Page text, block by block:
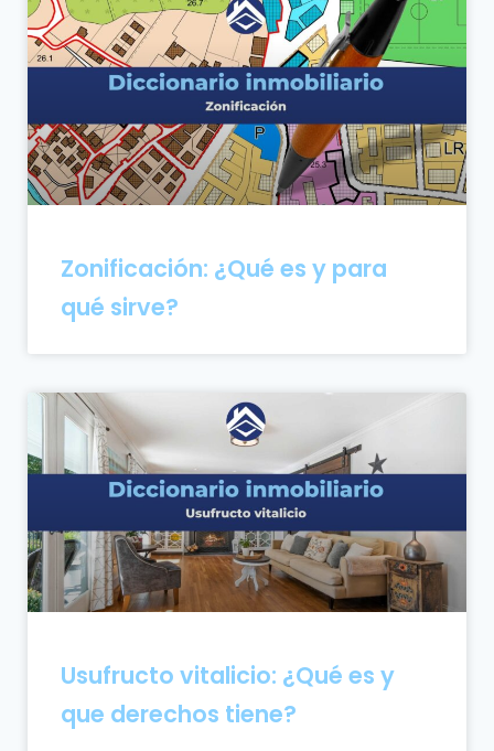
Zonificación: ¿Qué es y para
qué sirve?
Usufructo vitalicio: ¿Qué es y
que derechos tiene?